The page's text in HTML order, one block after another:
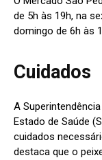
de 5h às 19h, na
domingo de 6h às
Cuidados
A
Estado de Saúde
cuidados
destaca que o